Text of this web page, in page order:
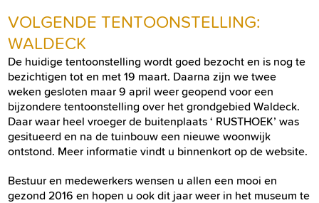
VOLGENDE TENTOONSTELLING:
WALDECK
De huidige tentoonstelling wordt goed bezocht en is nog te
bezichtigen tot en met 19 maart. Daarna zijn we twee
weken gesloten maar 9 april weer geopend voor een
bijzondere tentoonstelling over het grondgebied Waldeck.
Daar waar heel vroeger de buitenplaats ‘ RUSTHOEK’ was
gesitueerd en na de tuinbouw een nieuwe woonwijk
ontstond. Meer informatie vindt u binnenkort op de website.
Bestuur en medewerkers wensen u allen een mooi en
gezond 2016 en hopen u ook dit jaar weer in het museum te